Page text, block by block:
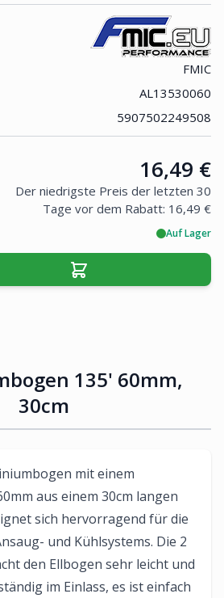
FMIC
AL13530060
5907502249508
Price:
16,49 €
Der niedrigste Preis der letzten 30
Tage vor dem Rabatt: 16,49 €
Auf Lager
135' 60mm,
30cm
mit einem
aus einem 30cm langen
sich hervorragend für die
und Kühlsystems. Die 2
den Ellbogen sehr leicht und
im Einlass, es ist einfach